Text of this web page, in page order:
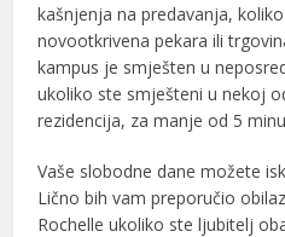
kašnjenja na predavanja,
novootkrivena pekara ili
kampus je smješten u
ukoliko ste smješteni u nekoj
rezidencija, za manje od 5
Vaše slobodne dane možete
Lično bih vam preporučio
Rochelle ukoliko ste ljubitelj